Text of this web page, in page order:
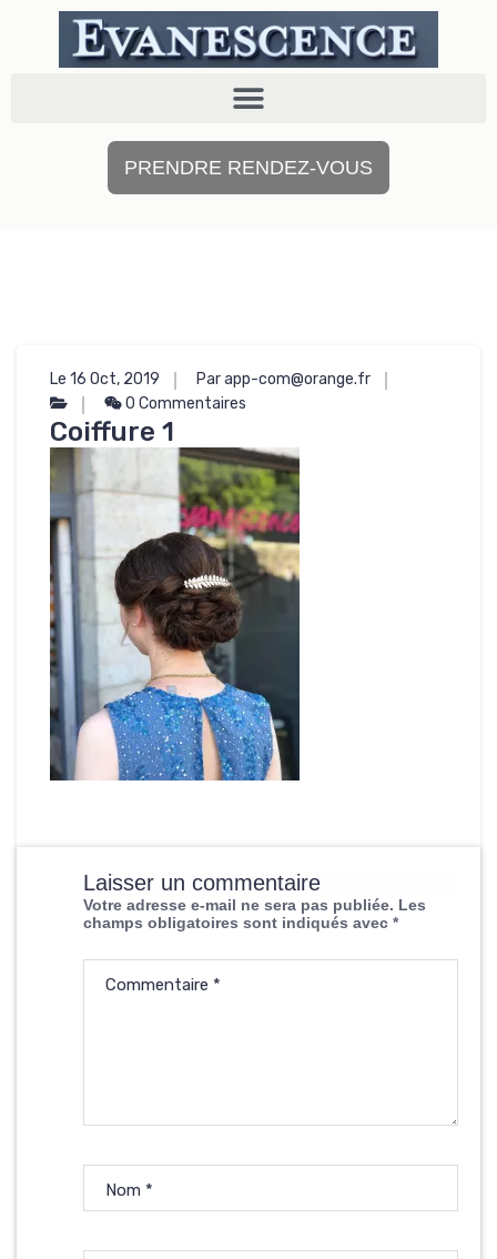
PRENDRE RENDEZ-VOUS
Le 16 Oct, 2019
Par app-com@orange.fr
0 Commentaires
Coiffure 1
Laisser un commentaire
Votre adresse e-mail ne sera pas publiée. Les
champs obligatoires sont indiqués avec *
Commentaire *
Nom *